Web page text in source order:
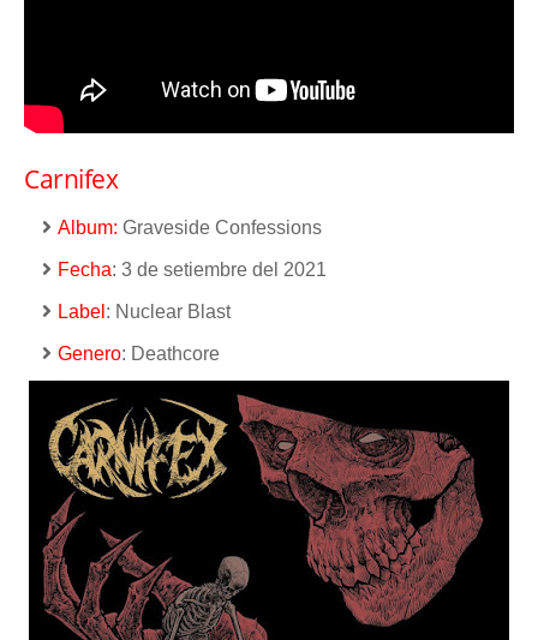
Carnifex
Album: Graveside Confessions
Fecha: 3 de setiembre del 2021
Label : Nuclear Blast
Genero: Deathcore